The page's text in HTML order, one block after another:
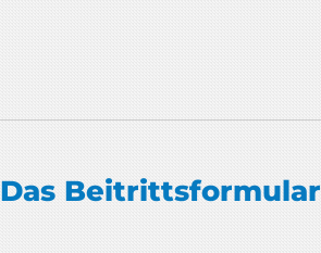
Das Beitrittsformular